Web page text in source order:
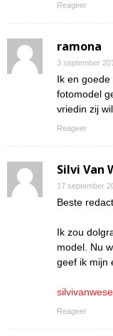
Reageer
ramona
3 september
Ik en
fotomodel
vriedin zij
Reageer
Silvi Van
17 september
Beste
Ik zou
model. Nu
geef ik mijn
Reageer